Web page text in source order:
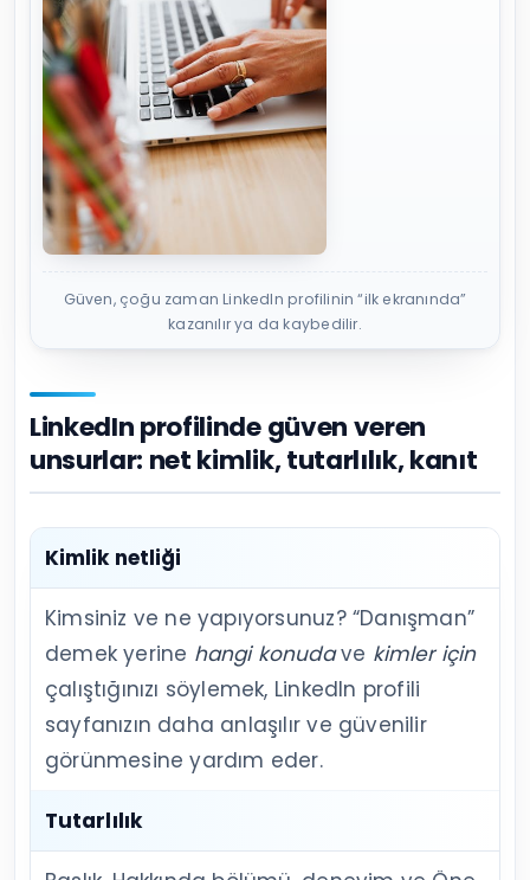
Güven, çoğu zaman LinkedIn profilinin “ilk ekranında”
kazanılır ya da kaybedilir.
LinkedIn profilinde güven veren
unsurlar: net kimlik, tutarlılık, kanıt
Kimlik netliği
Kimsiniz ve ne yapıyorsunuz? “Danışman”
demek yerine hangi konudave kimler için
çalıştığınızı söylemek, LinkedIn profili
sayfanızın daha anlaşılır ve güvenilir
görünmesine yardım eder.
Tutarlılık